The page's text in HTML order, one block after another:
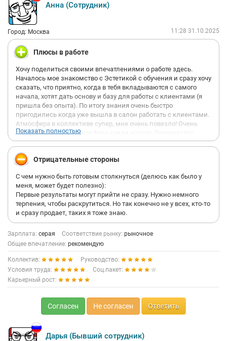
Анна (Сотрудник)
Город: Москва 11:28 31.10.2025
Плюсы в работе
Хочу поделиться своими впечатлениями о работе здесь.
Началось мое знакомство с Эстетикой с обучения и сразу хочу
сказать, что приятно, когда в тебя вкладываются с самого
начала, хотят дать основу и базу для работы с клиентами (я
пришла без опыта). По итогу знания очень быстро
пригодились когда уже вышла в салон работать с клиентами.
Атмосфера в коллективе супер, мне очень повезло! Очень
поддерживающая атмосфера среди коллег. Руководство
лояльное, адекватно реагирует на вопросы и идет навстречу.
Как я поняла, руководство так же ценит инициативных
людей. В салоне приятно находиться: чисто, удобно, очень
Для меня было важно иметь возможность карьерного роста
не через 10 лет выслуги и здесь я это получила, есть куда
расти. Карьерная лестница прозрачна, и каждый может
проявить себя. Возможности зарабатывать хорошие деньги
реальны, все зависит от приложенных усилий.
Обучение интенсивное, информации много (я даже по началу
немного испугалась, что могу не осилить), но она вся нужная
и постепенно становилось все легче, плюс коллеги очень
поддерживали и помогали. И да, без сдачи экзамена в салон
не выйти. Тоже волнительно, но оно понятно. В учебном
центре действительно готовят к реальной работе.
Очень рекомендую тем, кто готов учиться, работать и расти в
крутой компании!
Показать полностью
Отрицательные стороны
С чем нужно быть готовым столкнуться (делюсь как было у
меня, может будет полезно):
Первые результаты могут прийти не сразу. Нужно немного
терпения, чтобы раскрутиться. Но так конечно не у всех, кто-то
и сразу продает, таких я тоже знаю.
Зарплата: серая Соответствие рынку: рыночное
Общее впечатление: рекомендую
Коллектив:
Руководство:
Условия труда:
Соц.пакет:
Карьерный рост:
Согласен Не согласен Ответить
Дарья (Бывший сотрудник)